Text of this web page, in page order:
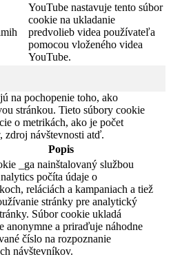
YouTube nastavuje tento súbor
cookie na ukladanie
predvolieb videa používateľa
pomocou vloženého videa
YouTube.
na pochopenie toho, ako
stránkou. Tieto súbory cookie
o metrikách, ako je počet
zdroj návštevnosti atď.
Popis
_ga nainštalovaný službou
počíta údaje o
reláciách a kampaniach a tiež
stránky pre analytický
Súbor cookie ukladá
anonymne a priraďuje náhodne
číslo na rozpoznanie
návštevníkov.